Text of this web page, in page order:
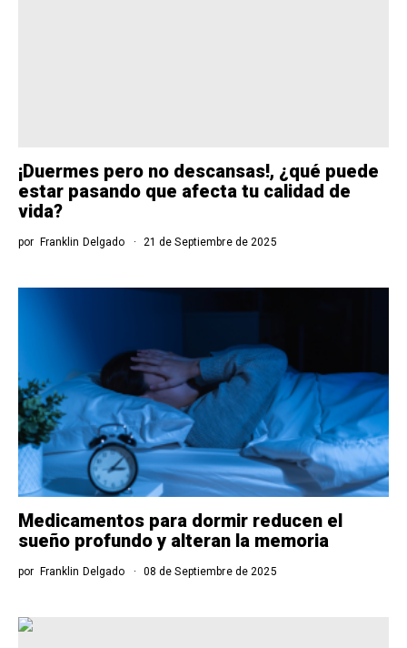
¡Duermes pero no descansas!, ¿qué puede
estar pasando que afecta tu calidad de
vida?
por Franklin Delgado 21 de Septiembre de 2025
Medicamentos para dormir reducen el
sueño profundo y alteran la memoria
por Franklin Delgado 08 de Septiembre de 2025